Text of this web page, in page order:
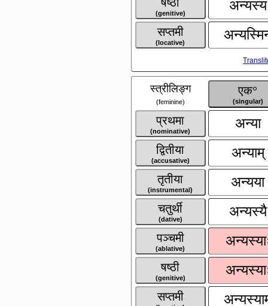
(genitive) अन्यस्य
सप्तमी
(locative)
स्त्रीलिङ्ग
(feminine)
एक°
(singular)
प्रथमा
(nominative) अन्या
द्वितीया
(accusative) अन्याम्
तृतीया
(instrumental) अन्यया
चतुर्थी
(dative) अन्यस्यै
पञ्चमी
(ablative)
षष्ठी
(genitive)
सप्तमी